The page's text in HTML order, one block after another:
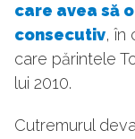
care avea să
consecutiv, în
care părintele
lui 2010.
Cutremurul